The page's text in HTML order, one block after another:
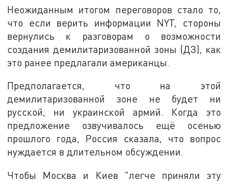
Неожиданным итогом переговоров стало то,
что если верить информации NYT, стороны
вернулись к разговорам о возможности
создания демилитаризованной зоны (ДЗ), как
это ранее предлагали американцы.
Предполагается, что на этой
демилитаризованной зоне не будет ни
русской, ни украинской армий. Когда это
предложение озвучивалось ещё осенью
прошлого года, Россия сказала, что вопрос
нуждается в длительном обсуждении.
Чтобы Москва и Киев "легче приняли эту